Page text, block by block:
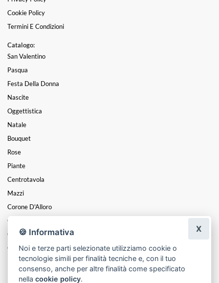
Cookie Policy
Termini E Condizioni
Catalogo:
San Valentino
Pasqua
Festa Della Donna
Nascite
Oggettistica
Natale
Bouquet
Rose
Piante
Centrotavola
Mazzi
Corone D'Alloro
Composizioni
Cesti
Cuori
Funebre
🍪 Informativa
Noi e terze parti selezionate utilizziamo cookie o
tecnologie simili per finalità tecniche e, con il tuo
consenso, anche per altre finalità come specificato
nellacookie policy.
X